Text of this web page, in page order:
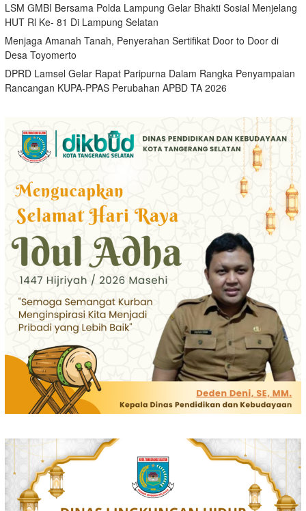
LSM GMBI Bersama Polda Lampung Gelar Bhakti Sosial Menjelang
HUT Rl Ke- 81 Di Lampung Selatan
Menjaga Amanah Tanah, Penyerahan Sertifikat Door to Door di
Desa Toyomerto
DPRD Lamsel Gelar Rapat Paripurna Dalam Rangka Penyampaian
Rancangan KUPA-PPAS Perubahan APBD TA 2026